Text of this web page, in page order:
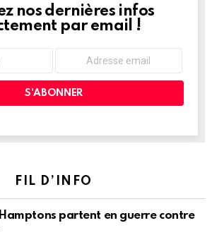
nos dernières infos
par email !
FIL D’INFO
Hamptons partent en guerre contre